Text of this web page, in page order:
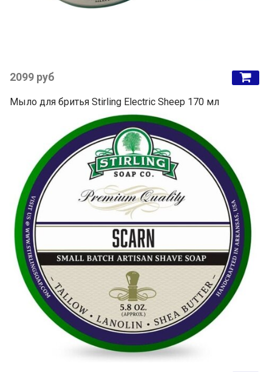
2099 руб
Мыло для бритья Stirling Electric Sheep 170 мл